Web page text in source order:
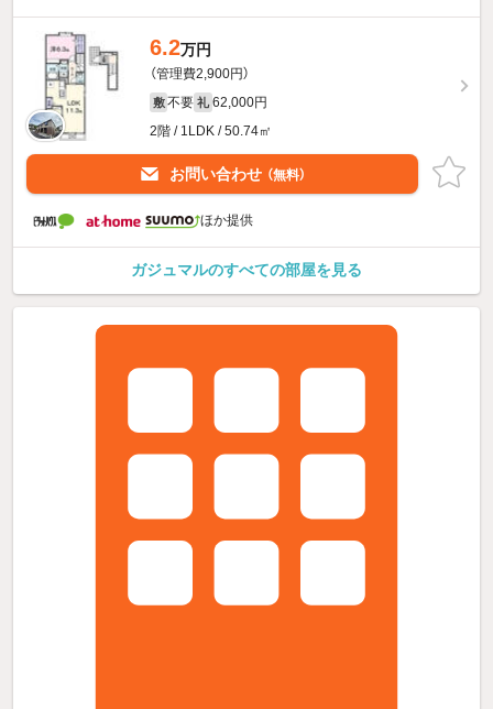
6.2万円
（管理費2,900円）
敷 不要 礼 62,000円
2階 / 1LDK / 50.74㎡
お問い合わせ （無料）
ほか提供
ガジュマルのすべての部屋を見る